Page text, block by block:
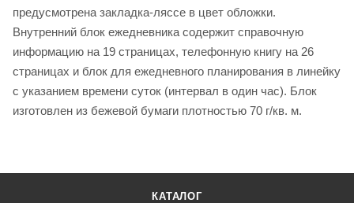
предусмотрена закладка-ляссе в цвет обложки.
Внутренний блок ежедневника содержит справочную
информацию на 19 страницах, телефонную книгу на 26
страницах и блок для ежедневного планирования в линейку
с указанием времени суток (интервал в один час). Блок
изготовлен из бежевой бумаги плотностью 70 г/кв. м.
КАТАЛОГ